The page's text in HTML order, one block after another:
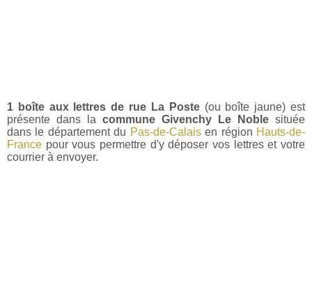
1 boîte aux lettres de rue La Poste(ou boîte jaune) est
présente dans la commune Givenchy Le Noble située
dans le département du Pas-de-Calaisen région Hauts-de-
France pour vous permettre d'y déposer vos lettres et votre
courrier à envoyer.